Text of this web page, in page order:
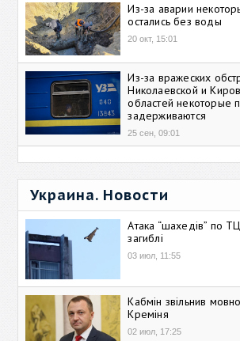
Из-за аварии
остались без воды
20 окт, 15:01
Из-за вражеских
Николаевской и
областей некоторые
задерживаются
25 сен, 09:01
Украина. Новости
Атака “шахедів” по
загиблі
03 июл, 11:55
Кабмін звільнив
Креміня
02 июл, 17:25